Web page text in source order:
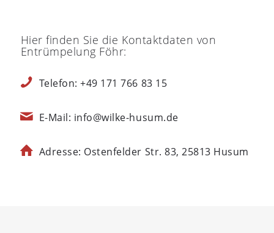
Hier finden Sie die Kontaktdaten von
Entrümpelung Föhr:
Telefon: +49 171 766 83 15
E-Mail: info@wilke-husum.de
Adresse: Ostenfelder Str. 83, 25813 Husum